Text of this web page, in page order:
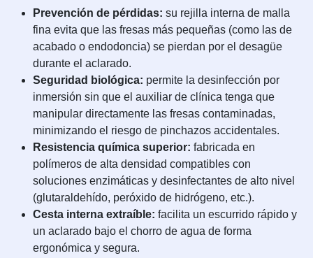
Prevención de pérdidas: su rejilla interna de malla
fina evita que las fresas más pequeñas (como las de
acabado o endodoncia) se pierdan por el desagüe
durante el aclarado.
Seguridad biológica: permite la desinfección por
inmersión sin que el auxiliar de clínica tenga que
manipular directamente las fresas contaminadas,
minimizando el riesgo de pinchazos accidentales.
Resistencia química superior: fabricada en
polímeros de alta densidad compatibles con
soluciones enzimáticas y desinfectantes de alto nivel
(glutaraldehído, peróxido de hidrógeno, etc.).
Cesta interna extraíble: facilita un escurrido rápido y
un aclarado bajo el chorro de agua de forma
ergonómica y segura.